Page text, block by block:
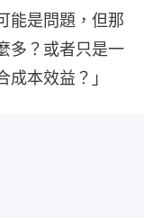
能是問題，但那
多？或者只是一
本效益？」